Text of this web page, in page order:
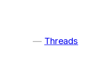
Threads